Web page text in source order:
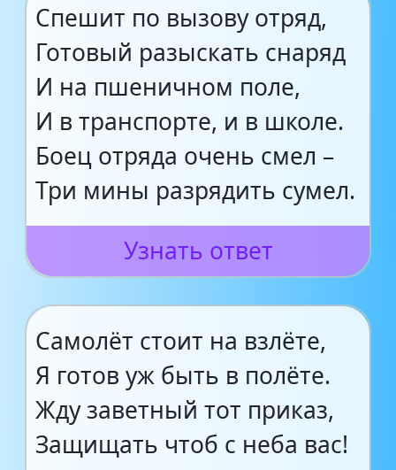
Спешит по вызову отряд,
Готовый разыскать снаряд
И на пшеничном поле,
И в транспорте, и в школе.
Боец отряда очень смел –
Три мины разрядить сумел.
Узнать ответ
Самолёт стоит на взлёте,
Я готов уж быть в полёте.
Жду заветный тот приказ,
Защищать чтоб с неба вас!